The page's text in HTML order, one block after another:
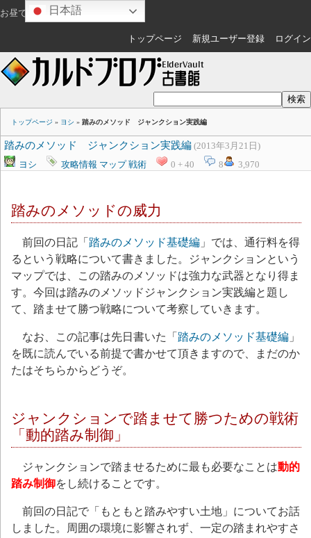
お昼ですね ゲスト さん
トップページ 新規ユーザー登録 ログイン
トップページ » ヨシ » 踏みのメソッド ジャンクション実践編
踏みのメソッド ジャンクション実践編 (2013年3月21日)
ヨシ
攻略情報 マップ 戦術 0 + 40 8 3,970
踏みのメソッドの威力
前回の日記「 踏みのメソッド基礎編 」では、通行料を得
るという戦略について書きました。ジャンクションという
マップでは、この踏みのメソッドは強力な武器となり得ま
す。今回は踏みのメソッドジャンクション実践編と題し
て、踏ませて勝つ戦略について考察していきます。
なお、この記事は先日書いた「 踏みのメソッド基礎編 」
を既に読んでいる前提で書かせて頂きますので、まだのか
たはそちらからどうぞ。
ジャンクションで踏ませて勝つための戦術
「動的踏み制御」
ジャンクションで踏ませるために最も必要なことは動的
踏み制御をし続けることです。
前回の日記で「もともと踏みやすい土地」についてお話
しました。周囲の環境に影響されず、一定の踏まれやすさ
日本語